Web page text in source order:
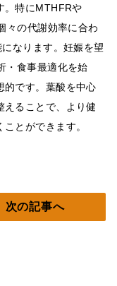
。特にMTHFRや
々の代謝効率に合わ
なります。妊娠を望
・食事最適化を始
的です。葉酸を中心
えることで、より健
とができます。
次の記事へ